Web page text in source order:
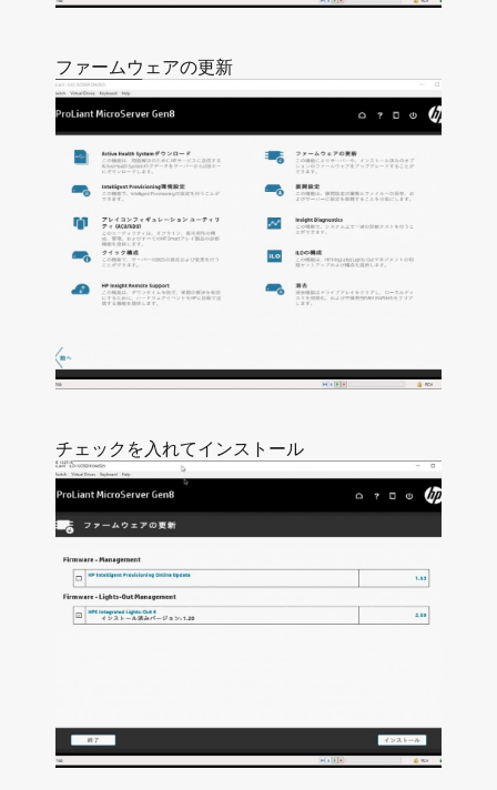
ファームウェアの更新
チェックを入れてインストール